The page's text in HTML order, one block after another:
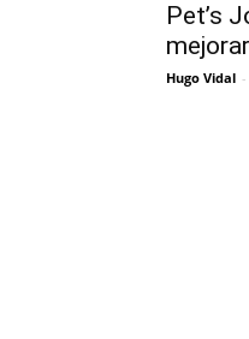
Pet’s
Hugo Vidal -